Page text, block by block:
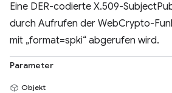
Eine DER-codierte X.509-
durch Aufrufen der WebCrypto-
mit „format=spki“ abgerufen wird.
Parameter
Objekt